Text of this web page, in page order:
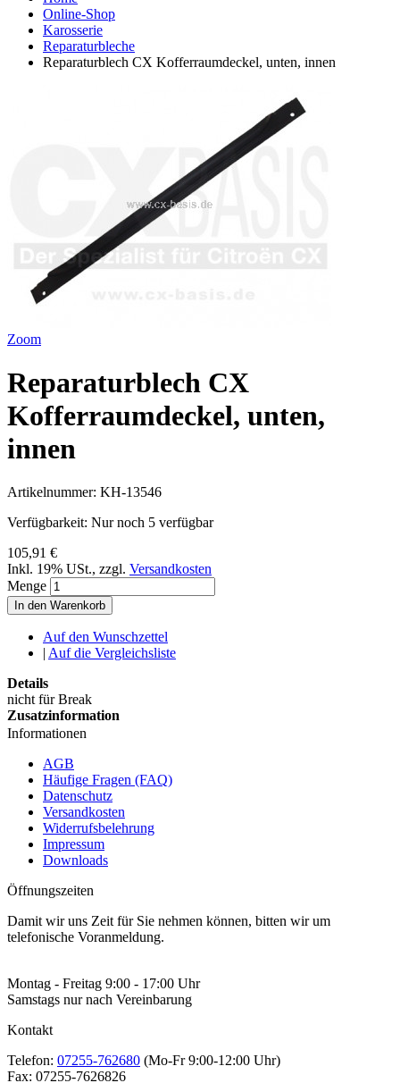
Online-Shop
Karosserie
Reparaturbleche
Reparaturblech CX Kofferraumdeckel, unten, innen
Zoom
Reparaturblech CX
Kofferraumdeckel, unten,
innen
Artikelnummer: KH-13546
Verfügbarkeit: Nur noch 5 verfügbar
105,91 €
Inkl. 19% USt., zzgl. Versandkosten
Menge
In den Warenkorb
Auf den Wunschzettel
| Auf die Vergleichsliste
Details
nicht für Break
Zusatzinformation
Informationen
AGB
Häufige Fragen (FAQ)
Datenschutz
Versandkosten
Widerrufsbelehrung
Impressum
Downloads
Öffnungszeiten
Damit wir uns Zeit für Sie nehmen können, bitten wir um
telefonische Voranmeldung.
Montag - Freitag 9:00 - 17:00 Uhr
Samstags nur nach Vereinbarung
Kontakt
Telefon: 07255-762680 (Mo-Fr 9:00-12:00 Uhr)
Fax: 07255-7626826